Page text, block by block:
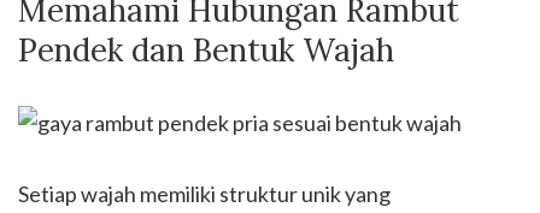
Memahami Hubungan Rambut
Pendek dan Bentuk Wajah
Setiap wajah memiliki struktur unik yang